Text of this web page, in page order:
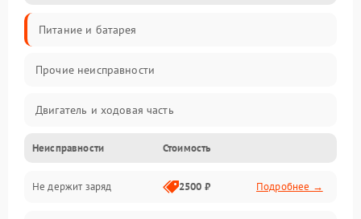
Питание и батарея
Прочие неисправности
Двигатель и ходовая часть
Тормоза и безопасность
Подвеска и колеса
Неисправности Стоимость
Не держит заряд 2500 ₽ Подробнее →